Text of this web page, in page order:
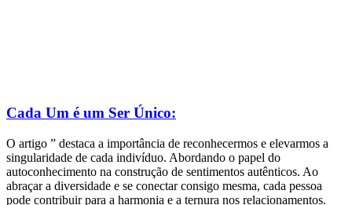
Cada Um é um Ser Único:
O artigo ” destaca a importância de reconhecermos e elevarmos a
singularidade de cada indivíduo. Abordando o papel do
autoconhecimento na construção de sentimentos autênticos. Ao
abraçar a diversidade e se conectar consigo mesma, cada pessoa
pode contribuir para a harmonia e a ternura nos relacionamentos.